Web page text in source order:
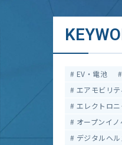
EV・電池
エアモビリテ
エレクトロ
オープンイ
デジタルヘ